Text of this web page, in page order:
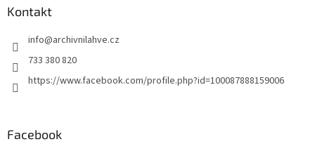
Kontakt
info@archivnilahve.cz
733 380 820
https://www.facebook.com/profile.php?id=100087888159006
Facebook